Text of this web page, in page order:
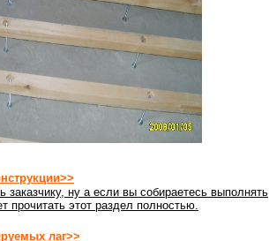
ну а если вы собираетесь выполнять
прочитать этот раздел полностью.
лаг>>